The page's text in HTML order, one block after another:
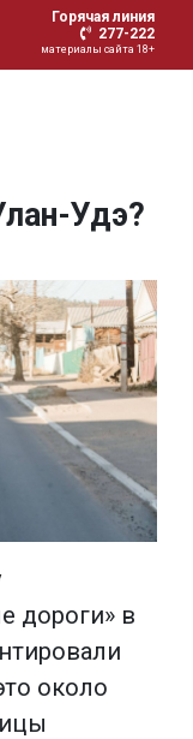
Горячая линия
277-222
материалы сайта 18+
Удэ?
дороги» в
около